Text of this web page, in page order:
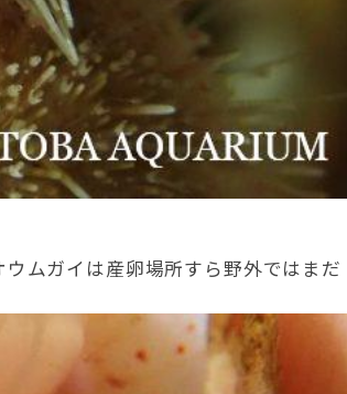
ムガイは産卵場所すら野外ではまだ